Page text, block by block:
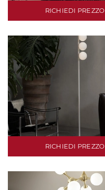
RICHIEDI PREZZO
RICHIEDI PREZZO